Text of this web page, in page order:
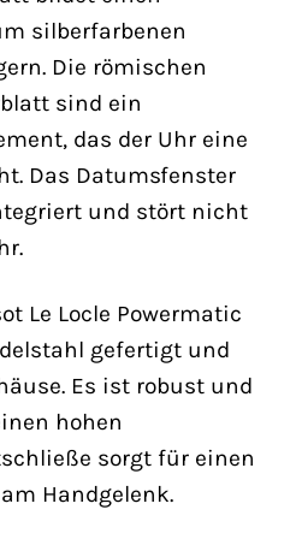
silberfarbenen
Die römischen
sind ein
das der Uhr eine
Das Datumsfenster
und stört nicht
Le Locle Powermatic
gefertigt und
Es ist robust und
hohen
sorgt für einen
Handgelenk.